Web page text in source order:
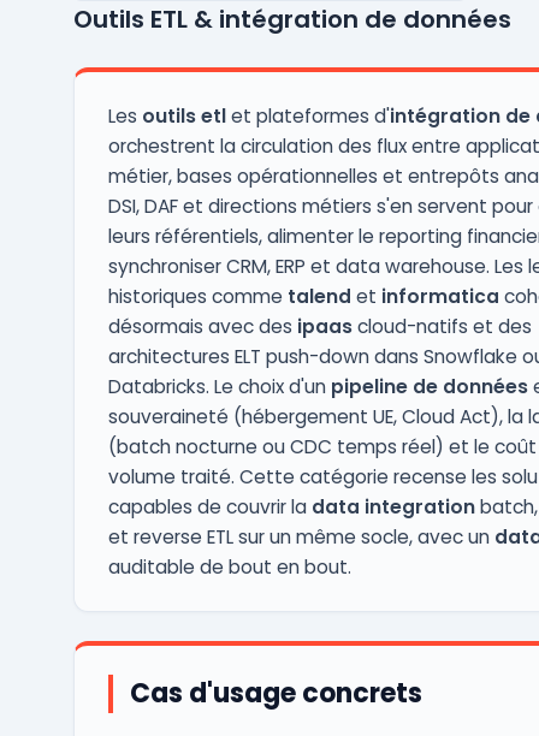
désireuses d’optimiser la collaboration
opérations, tout e ...
Outils ETL & intégration de données
Les outils etlet plateformes d'intégration de
orchestrent la circulation des flux entre
métier, bases opérationnelles et entrepôts
DSI, DAF et directions métiers s'en servent
leurs référentiels, alimenter le reporting
synchroniser CRM, ERP et data warehouse. Les
historiques comme talend et informatica
désormais avec des ipaascloud-natifs et des
architectures ELT push-down dans Snowflake
Databricks. Le choix d'un pipeline de données
souveraineté (hébergement UE, Cloud Act), la
(batch nocturne ou CDC temps réel) et le
volume traité. Cette catégorie recense les
capables de couvrir la data integrationbatch,
et reverse ETL sur un même socle, avec un
auditable de bout en bout.
Cas d'usage concrets